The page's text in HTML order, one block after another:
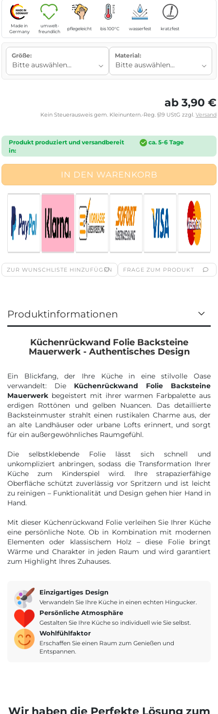
Made in
Germany
umwelt-
freundlich
pflegeleicht bis 100°C wasserfest kratzfest
Größe: Material:
ab 3,90 €
Kein Steuerausweis gem. Kleinuntern.-Reg. §19 UStG zzgl. Versand
Produkt produziert und versandbereit
in:
ca. 5-6 Tage
ZUR WUNSCHLISTE HINZUFÜGEN FRAGE ZUM PRODUKT
Produktinformationen
Küchenrückwand Folie Backsteine
Mauerwerk - Authentisches Design
Ein Blickfang, der Ihre Küche in eine stilvolle Oase
verwandelt: Die Küchenrückwand Folie Backsteine
Mauerwerk begeistert mit ihrer warmen Farbpalette aus
erdigen Rottönen und gelben Nuancen. Das detaillierte
Backsteinmuster strahlt einen rustikalen Charme aus, der
an alte Landhäuser oder urbane Lofts erinnert, und sorgt
für ein außergewöhnliches Raumgefühl.
Die selbstklebende Folie lässt sich schnell und
unkompliziert anbringen, sodass die Transformation Ihrer
Küche zum Kinderspiel wird. Ihre strapazierfähige
Oberfläche schützt zuverlässig vor Spritzern und ist leicht
zu reinigen – Funktionalität und Design gehen hier Hand in
Hand.
Mit dieser Küchenrückwand Folie verleihen Sie Ihrer Küche
eine persönliche Note. Ob in Kombination mit modernen
Elementen oder klassischem Holz – diese Folie bringt
Wärme und Charakter in jeden Raum und wird garantiert
zum Highlight Ihres Zuhauses.
Einzigartiges Design
Verwandeln Sie Ihre Küche in einen echten Hingucker.
Persönliche Atmosphäre
Gestalten Sie Ihre Küche so individuell wie Sie selbst.
Wohlfühlfaktor
Erschaffen Sie einen Raum zum Genießen und
Entspannen.
Wir haben die Perfekte Lösung zum